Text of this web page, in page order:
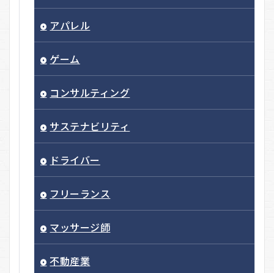
アパレル
ゲーム
コンサルティング
サステナビリティ
ドライバー
フリーランス
マッサージ師
不動産業